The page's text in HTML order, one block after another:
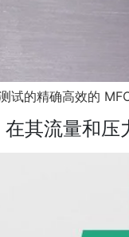
试的精确高效的
其流量和压